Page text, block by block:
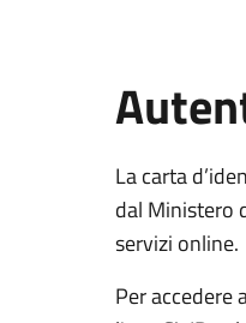
La carta
dal Ministero
servizi online.
Per accedere